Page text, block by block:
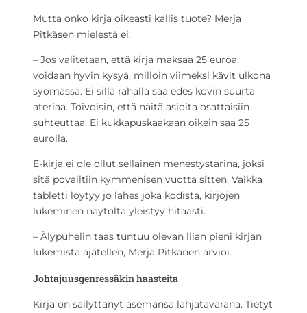
Mutta onko kirja oikeasti kallis tuote? Merja
Pitkäsen mielestä ei.
– Jos valitetaan, että kirja maksaa 25 euroa,
voidaan hyvin kysyä, milloin viimeksi kävit ulkona
syömässä. Ei sillä rahalla saa edes kovin suurta
ateriaa. Toivoisin, että näitä asioita osattaisiin
suhteuttaa. Ei kukkapuskaakaan oikein saa 25
eurolla.
E-kirja ei ole ollut sellainen menestystarina, joksi
sitä povailtiin kymmenisen vuotta sitten. Vaikka
tabletti löytyy jo lähes joka kodista, kirjojen
lukeminen näytöltä yleistyy hitaasti.
– Älypuhelin taas tuntuu olevan liian pieni kirjan
lukemista ajatellen, Merja Pitkänen arvioi.
Johtajuusgenressäkin haasteita
Kirja on säilyttänyt asemansa lahjatavarana. Tietyt